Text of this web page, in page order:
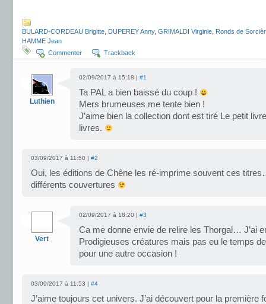
BULARD-CORDEAU Brigitte DUPEREY Anny, GRIMALDI Virginie Ronds de
HAMME Jean
Commenter
Trackback
Luthien
02/09/2017 à 15:18 | #1
Ta PAL a bien baissé du coup !
Mers brumeuses me tente bien !
J’aime bien la collection dont est tiré Le petit
livres.
03/09/2017 à 11:50 | #2
Oui, les éditions de Chêne les ré-imprime souvent ces
différents couvertures
Vert
02/09/2017 à 18:20 | #3
Ca me donne envie de relire les Thorgal… J’ai
Prodigieuses créatures mais pas eu le temps
pour une autre occasion !
03/09/2017 à 11:53 | #4
J’aime toujours cet univers. J’ai découvert pour la première